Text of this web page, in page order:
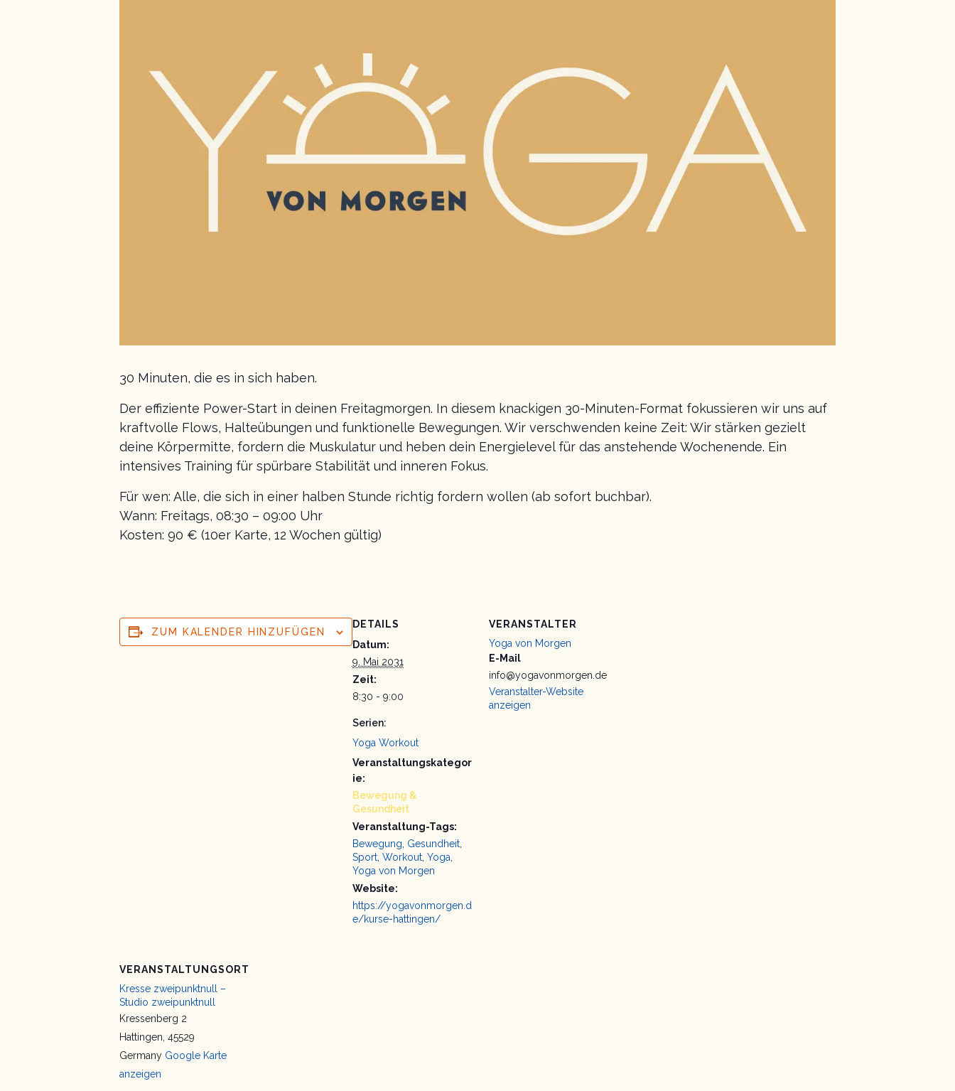
30 Minuten, die es in sich haben.
Der effiziente Power-Start in deinen Freitagmorgen. In diesem knackigen 30-Minuten-Format fokussieren wir uns auf
kraftvolle Flows, Halteübungen und funktionelle Bewegungen. Wir verschwenden keine Zeit: Wir stärken gezielt
deine Körpermitte, fordern die Muskulatur und heben dein Energielevel für das anstehende Wochenende. Ein
intensives Training für spürbare Stabilität und inneren Fokus.
Für wen: Alle, die sich in einer halben Stunde richtig fordern wollen (ab sofort buchbar).
Wann: Freitags, 08:30 – 09:00 Uhr
Kosten: 90 € (10er Karte, 12 Wochen gültig)
ZUM KALENDER HINZUFÜGEN
DETAILS
Datum:
9. Mai 2031
Zeit:
8:30 - 9:00
Serien:
Yoga Workout
Veranstaltungskategor
ie:
Bewegung &
Gesundheit
Veranstaltung-Tags:
Bewegung Gesundheit,
Sport, Workout, Yoga
Yoga von Morgen
Website:
https://yogavonmorgen.d
e/kurse-hattingen/
VERANSTALTER
Yoga von Morgen
E-Mail
info@yogavonmorgen.de
Veranstalter-Website
anzeigen
VERANSTALTUNGSORT
Kresse zweipunktnull –
Studio zweipunktnull
Kressenberg 2
Hattingen 45529
Germany Google Karte
anzeigen